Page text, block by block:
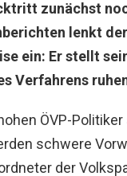
zunächst
lenkt
ein: Er stellt
Verfahrens
ÖVP-Politiker
schwere
der